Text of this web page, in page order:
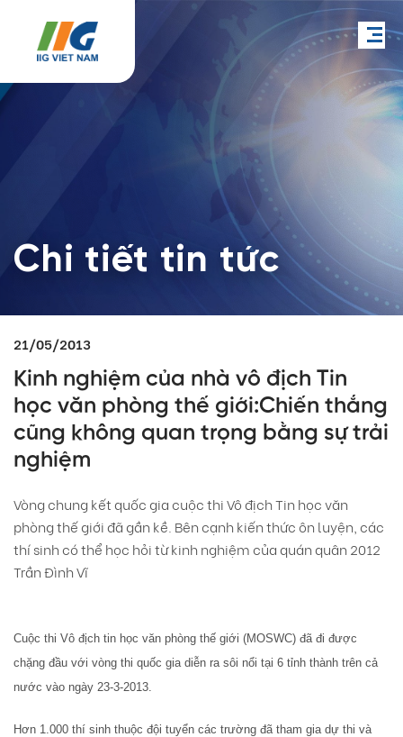
Chi tiết tin tức
21/05/2013
Kinh nghiệm của nhà vô địch Tin
học văn phòng thế giới:Chiến thắng
cũng không quan trọng bằng sự trải
nghiệm
Vòng chung kết quốc gia cuộc thi Vô địch Tin học văn
phòng thế giới đã gần kề. Bên cạnh kiến thức ôn luyện, các
thí sinh có thể học hỏi từ kinh nghiệm của quán quân 2012
Trần Đình Vĩ
Cuộc thi Vô địch tin học văn phòng thế giới (MOSWC) đã đi được
chặng đầu với vòng thi quốc gia diễn ra sôi nổi tại 6 tỉnh thành trên cả
nước vào ngày 23-3-2013.
Hơn 1.000 thí sinh thuộc đội tuyển các trường đã tham gia dự thi và